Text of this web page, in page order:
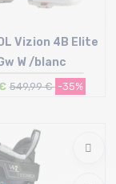
26 cm
Vizion 4B Elite
W /blanc
549,99 € -35%